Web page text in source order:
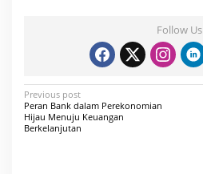
Follow Us
P
o
Previous post
Peran Bank dalam Perekonomian
Hijau Menuju Keuangan
Berkelanjutan